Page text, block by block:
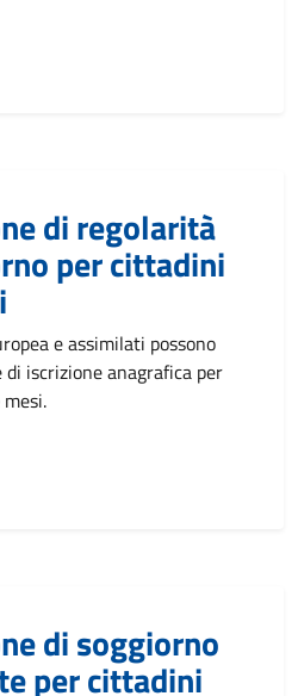
di regolarità
per cittadini
e assimilati possono
iscrizione anagrafica per
di soggiorno
per cittadini